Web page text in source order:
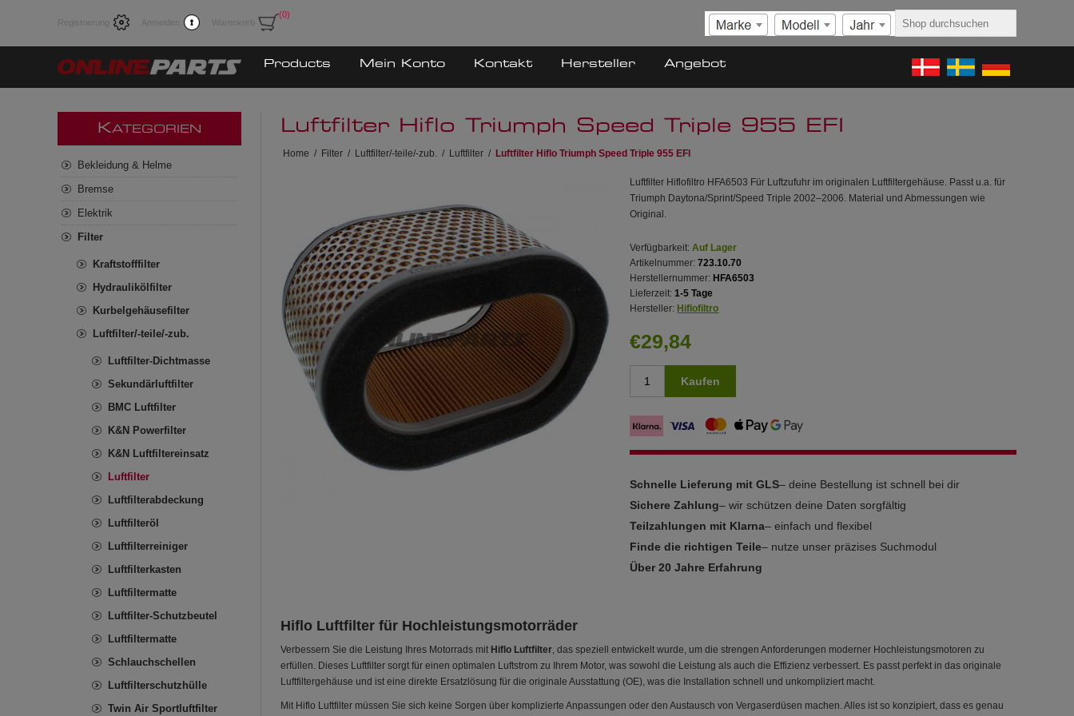
Registrierung Anmelden Warenkorb
(0)
Products Mein Konto Kontakt Hersteller Angebot
Luftfilter Hiflo Triumph Speed Triple 955 EFI
Home / Filter / Luftfilter/-teile/-zub. / Luftfilter / Luftfilter Hiflo Triumph Speed Triple 955 EFI
Luftfilter Hiflofiltro HFA6503 Für Luftzufuhr im originalen Luftfiltergehäuse. Passt u.a. für
Triumph Daytona/Sprint/Speed Triple 2002–2006. Material und Abmessungen wie
Original.
Verfügbarkeit: Auf Lager
Artikelnummer: 723.10.70
Herstellernummer: HFA6503
Lieferzeit: 1-5 Tage
Hersteller: Hiflofiltro
€29,84
Kaufen
Schnelle Lieferung mit GLS– deine Bestellung ist schnell bei dir
Sichere Zahlung– wir schützen deine Daten sorgfältig
Teilzahlungen mit Klarna– einfach und flexibel
Finde die richtigen Teile– nutze unser präzises Suchmodul
Über 20 Jahre Erfahrung
Hiflo Luftfilter für Hochleistungsmotorräder
Verbessern Sie die Leistung Ihres Motorrads mit Hiflo Luftfilter, das speziell entwickelt wurde, um die strengen Anforderungen moderner Hochleistungsmotoren zu
erfüllen. Dieses Luftfilter sorgt für einen optimalen Luftstrom zu Ihrem Motor, was sowohl die Leistung als auch die Effizienz verbessert. Es passt perfekt in das originale
Luftfiltergehäuse und ist eine direkte Ersatzlösung für die originale Ausstattung (OE), was die Installation schnell und unkompliziert macht.
Mit Hiflo Luftfilter müssen Sie sich keine Sorgen über komplizierte Anpassungen oder den Austausch von Vergaserdüsen machen. Alles ist so konzipiert, dass es genau
KATEGORIEN
Bekleidung & Helme
Bremse
Elektrik
Filter
Kraftstofffilter
Hydraulikölfilter
Kurbelgehäusefilter
Luftfilter/-teile/-zub.
Luftfilter-Dichtmasse
Sekundärluftfilter
BMC Luftfilter
K&N Powerfilter
K&N Luftfiltereinsatz
Luftfilter
Luftfilterabdeckung
Luftfilteröl
Luftfilterreiniger
Luftfilterkasten
Luftfiltermatte
Luftfilter-Schutzbeutel
Luftfiltermatte
Schlauchschellen
Luftfilterschutzhülle
Twin Air Sportluftfilter